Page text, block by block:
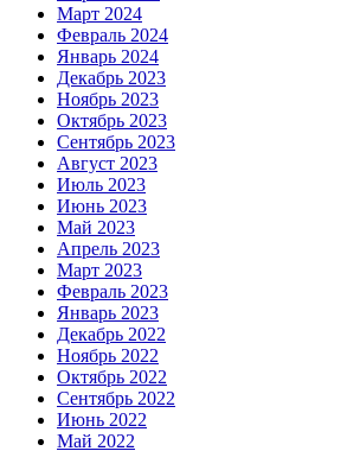
Март 2024
Февраль 2024
Январь 2024
Декабрь 2023
Ноябрь 2023
Октябрь 2023
Сентябрь 2023
Август 2023
Июль 2023
Июнь 2023
Май 2023
Апрель 2023
Март 2023
Февраль 2023
Январь 2023
Декабрь 2022
Ноябрь 2022
Октябрь 2022
Сентябрь 2022
Июнь 2022
Май 2022